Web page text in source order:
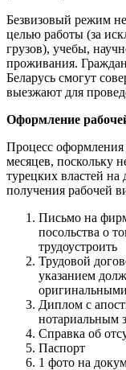
Безвизовый режим не
целью работы (за
грузов), учебы,
проживания.
Беларусь смогут
выезжают для
Оформление
Процесс оформления
месяцев, поскольку
турецких властей
получения рабочей
Письмо на
посольства о
трудоустроить
Трудовой
указанием
Диплом с
нотариальным
Справка об
Паспорт
1 фото на